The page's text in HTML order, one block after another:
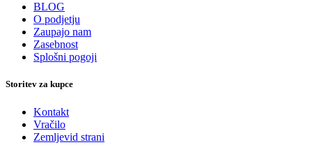
BLOG
O podjetju
Zaupajo nam
Zasebnost
Splošni pogoji
Storitev za kupce
Kontakt
Vračilo
Zemljevid strani